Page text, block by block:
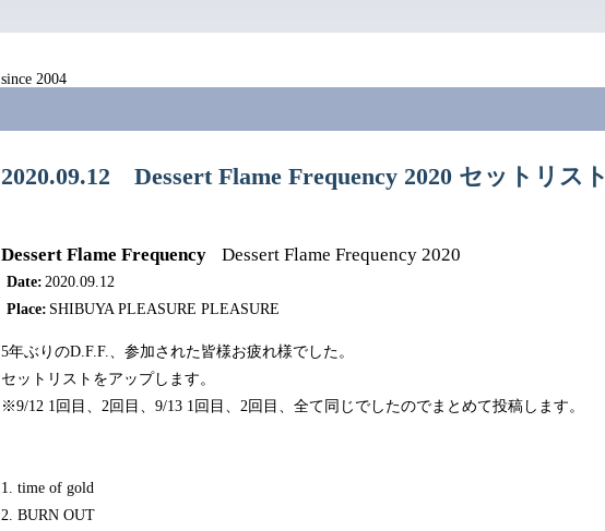
since 2004
2020.09.12 Dessert Flame Frequency 2020 セットリスト
Dessert Flame Frequency Dessert Flame Frequency 2020
Date: 2020.09.12
Place: SHIBUYA PLEASURE PLEASURE
5年ぶりのD.F.F.、参加された皆様お疲れ様でした。
セットリストをアップします。
※9/12 1回目、2回目、9/13 1回目、2回目、全て同じでしたのでまとめて投稿します。
1. time of gold
2. BURN OUT